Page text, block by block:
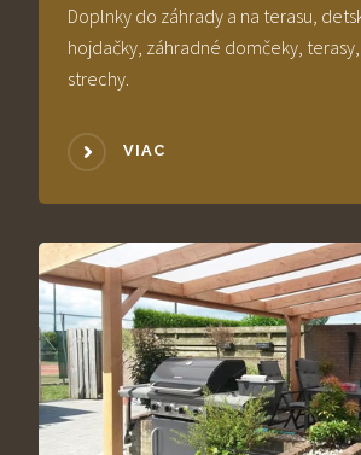
Doplnky do záhrady a na terasu,
hojdačky, záhradné domčeky,
strechy.
VIAC